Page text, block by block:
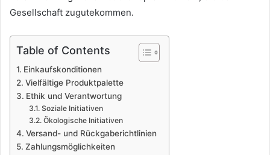
Gesellschaft zugutekommen.
Table of Contents
Einkaufskonditionen
Vielfältige Produktpalette
Ethik und Verantwortung
Soziale Initiativen
Ökologische Initiativen
Versand- und Rückgaberichtlinien
Zahlungsmöglichkeiten